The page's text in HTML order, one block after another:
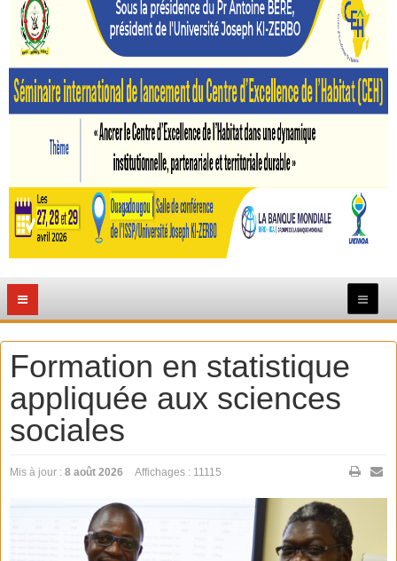
Formation en statistique
appliquée aux sciences
sociales
Mis à jour : 8 août 2026 Affichages : 11115